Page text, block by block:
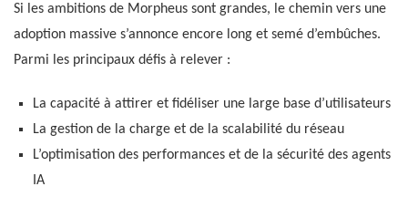
Si les ambitions de Morpheus sont grandes, le chemin vers une
adoption massive s’annonce encore long et semé d’embûches.
Parmi les principaux défis à relever :
La capacité à attirer et fidéliser une large base d’utilisateurs
La gestion de la charge et de la scalabilité du réseau
L’optimisation des performances et de la sécurité des agents
IA